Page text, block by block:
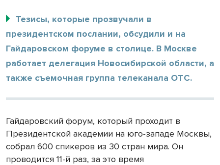
Тезисы, которые прозвучали в
президентском послании, обсудили и на
Гайдаровском форуме в столице. В Москве
работает делегация Новосибирской области, а
также съемочная группа телеканала ОТС.
Гайдаровский форум, который проходит в
Президентской академии на юго-западе Москвы,
собрал 600 спикеров из 30 стран мира. Он
проводится 11-й раз, за это время